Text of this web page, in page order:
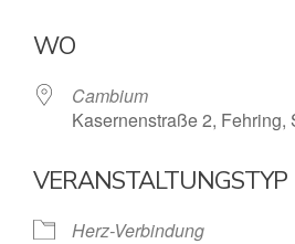
WO
Cambium
Kasernenstraße 2, Fehring,
VERANSTALTUNGSTYP
Herz-Verbindung